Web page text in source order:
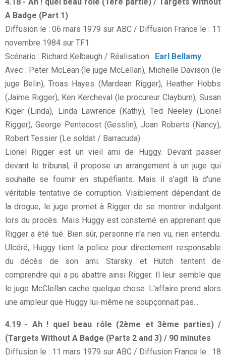
A Badge (Part 1)
Diffusion le : 06 mars 1979 sur ABC / Diffusion France le : 11
novembre 1984 sur TF1
Scénario : Richard Kelbaugh / Réalisation : Earl Bellamy
Avec : Peter McLean (le juge McLellan), Michelle Davison (le
juge Belin), Troas Hayes (Mardean Rigger), Heather Hobbs
(Jaime Rigger), Ken Kercheval (le procureur Clayburn), Susan
Kiger (Linda), Linda Lawrence (Kathy), Ted Neeley (Lionel
Rigger), George Pentecost (Gesslin), Joan Roberts (Nancy),
Robert Tessier (Le soldat / Barracuda)
Lionel Rigger est un vieil ami de Huggy. Devant passer
devant le tribunal, il propose un arrangement à un juge qui
souhaite se fournir en stupéfiants. Mais il s'agit là d'une
véritable tentative de corruption. Visiblement dépendant de
la drogue, le juge promet à Rigger de se montrer indulgent
lors du procès. Mais Huggy est consterné en apprenant que
Rigger a été tué. Bien sûr, personne n'a rien vu, rien entendu.
Ulcéré, Huggy tient la police pour directement responsable
du décès de son ami. Starsky et Hutch tentent de
comprendre qui a pu abattre ainsi Rigger. Il leur semble que
le juge McClellan cache quelque chose. L'affaire prend alors
une ampleur que Huggy lui-même ne soupçonnait pas...
4.19 - Ah ! quel beau rôle (2ème et 3ème parties) /
(Targets Without A Badge (Parts 2 and 3) / 90 minutes
Diffusion le : 11 mars 1979 sur ABC / Diffusion France le : 18